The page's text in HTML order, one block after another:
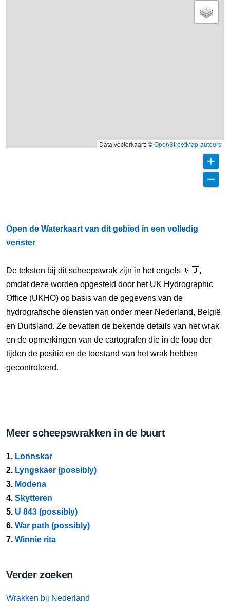
Data vectorkaart: ©OpenStreetMap-auteurs
Open de Waterkaart van dit gebied in een volledig
venster
De teksten bij dit scheepswrak zijn in het engels 🇬🇧,
omdat deze worden opgesteld door het UK Hydrographic
Office (UKHO) op basis van de gegevens van de
hydrografische diensten van onder meer Nederland, België
en Duitsland. Ze bevatten de bekende details van het wrak
en de opmerkingen van de cartografen die in de loop der
tijden de positie en de toestand van het wrak hebben
gecontroleerd.
Meer scheepswrakken in de buurt
1. Lonnskar
2. Lyngskaer (possibly)
3. Modena
4. Skytteren
5. U 843 (possibly)
6. War path (possibly)
7. Winnie rita
Verder zoeken
Wrakken bij Nederland